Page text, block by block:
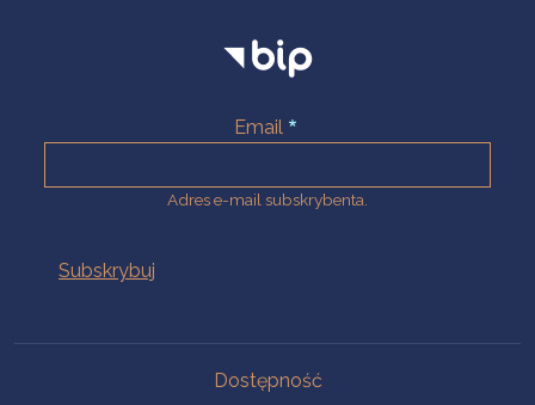
Email
Adres e-mail subskrybenta.
Dostępność